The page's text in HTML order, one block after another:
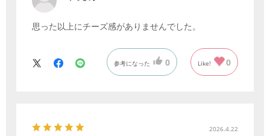
思った以上にチーズ感がありませんでした。
参考になった 0 Like! 0
2026.4.22